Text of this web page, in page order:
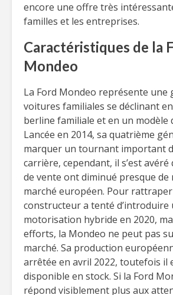
encore une offre très
familles et les entreprises.
Caractéristiques de la
Mondeo
La Ford Mondeo représente une
voitures familiales se déclinant
berline familiale et en un modèle
Lancée en 2014, sa quatrième
marquer un tournant important
carrière, cependant, il s’est
de vente ont diminué presque de
marché européen. Pour
constructeur a tenté d’introduire
motorisation hybride en 2020,
efforts, la Mondeo ne peut pas
marché. Sa production
arrêtée en avril 2022, toutefois il
disponible en stock. Si la Ford
répond visiblement plus aux